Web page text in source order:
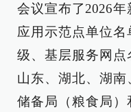
会议宣布了2026
应用示范点单位
级、基层服务网点
山东、湖北、湖
储备局（粮食局